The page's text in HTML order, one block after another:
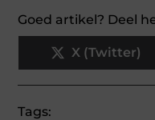
Goed artikel? Deel
X (Twitter)
Tags: